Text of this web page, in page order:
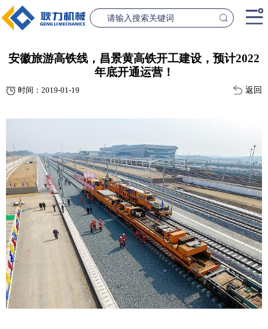
桥梁设备
GL1500-2500数控钢筋笼滚焊机
查看更多
隧道设
GL2300隧道网
查看更
首页
产品中心
案例中心
联系我们
新闻资讯
公司简介
安徽旅游高铁线，昌景黄高铁开工建设，预计2022
年底开通运营！
时间：2019-01-19 返回